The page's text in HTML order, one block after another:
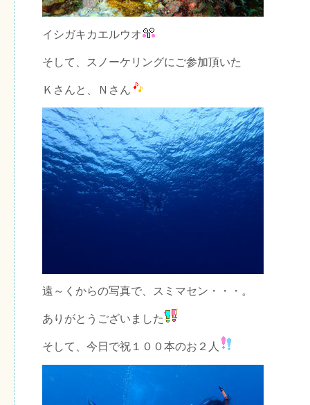
イシガキカエルウオ
そして、スノーケリングにご参加頂いた
Ｋさんと、Ｎさん
遠～くからの写真で、スミマセン・・・。
ありがとうございました
そして、今日で祝１００本のお２人